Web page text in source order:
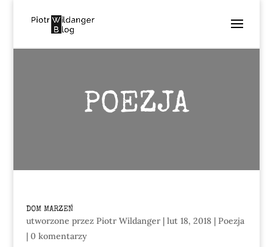
POEZJA
DOM MARZEŃ
utworzone przez Piotr Wildanger| lut 18, 2018| Poezja
| 0 komentarzy